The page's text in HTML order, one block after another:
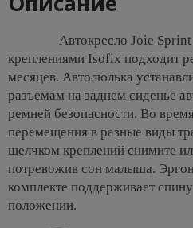
Автокресло Joie
креплениями Isofix подходит
месяцев. Автолюлька
разъемам на заднем сиденье
ремней безопасности. Во
перемещения в разные виды
щелчком креплений снимите
потревожив сон малыша.
комплекте поддерживает
положении.